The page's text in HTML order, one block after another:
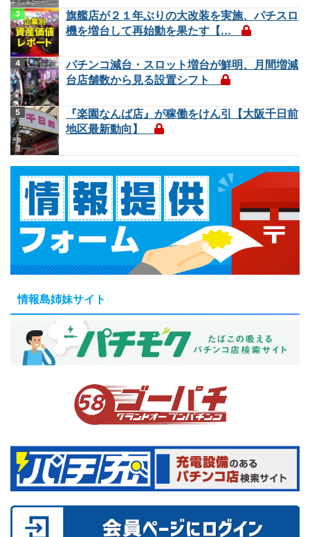
旗艦店が２１年ぶりの大改装を実施、パチスロ
機を増台して再始動を果たす【...
パチンコ減台・スロット増台が鮮明、月間増減
台店舗数から見る設置シフト
『楽園なんば店』が稼働をけん引【大阪千日前
地区最新動向】
情報島姉妹サイト